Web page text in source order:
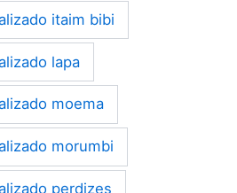
itaim bibi
lapa
moema
morumbi
perdizes